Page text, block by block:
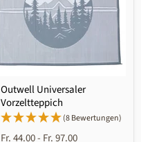
Outwell Universaler
Vorzeltteppich
(8 Bewertungen)
Fr. 44.00- Fr. 97.00